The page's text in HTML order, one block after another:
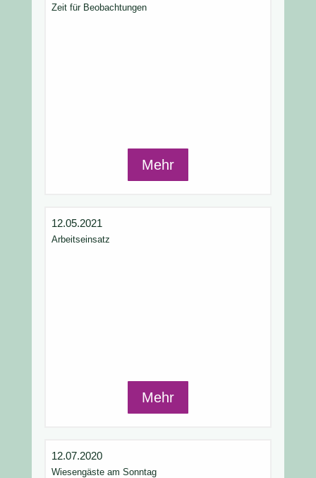
Zeit für Beobachtungen
Mehr
12.05.2021
Arbeitseinsatz
Mehr
12.07.2020
Wiesengäste am Sonntag